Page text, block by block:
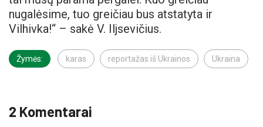
nugalėsime, tuo greičiau bus atstatyta ir
Vilhivka!“ – sakė V. Iljsevičius.
Žymės: karas reportažas iš Ukrainos Ukraina
2 Komentarai